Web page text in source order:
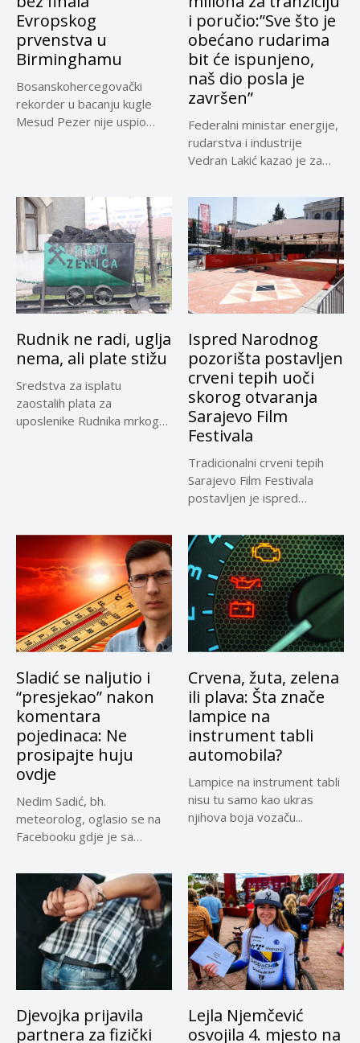
Evropskog
prvenstva u
Birminghamu
Bosanskohercegovački
rekorder u bacanju kugle
Mesud Pezer nije uspio
i poručio:”Sve što je
obećano rudarima
bit će ispunjeno,
naš dio posla je
završen”
Federalni ministar energije,
rudarstva i industrije
Vedran Lakić kazao je za
Rudnik ne radi, uglja
nema, ali plate stižu
Sredstva za isplatu
zaostalih plata za
uposlenike Rudnika mrkog
Ispred Narodnog
pozorišta postavljen
crveni tepih uoči
skorog otvaranja
Sarajevo Film
Festivala
Tradicionalni crveni tepih
Sarajevo Film Festivala
postavljen je ispred
Sarajevo,...
Sladić se naljutio i
“presjekao” nakon
komentara
pojedinaca: Ne
prosipajte huju
ovdje
Nedim Sadić, bh.
meteorolog, oglasio se na
Facebooku gdje je sa
Crvena, žuta, zelena
ili plava: Šta znače
lampice na
instrument tabli
automobila?
Lampice na instrument tabli
nisu tu samo kao ukras
njihova boja vozaču...
Djevojka prijavila
partnera za fizički
Lejla Njemčević
osvojila 4. mjesto na